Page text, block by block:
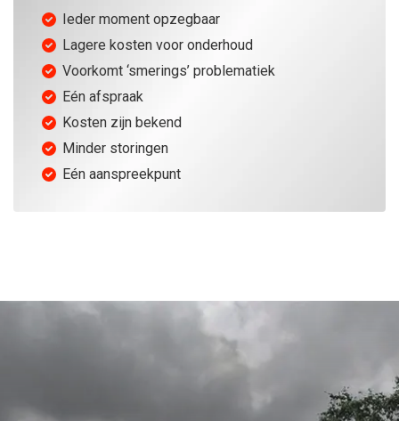
Ieder moment opzegbaar
Lagere kosten voor onderhoud
Voorkomt ‘smerings’ problematiek
Eén afspraak
Kosten zijn bekend
Minder storingen
Eén aanspreekpunt